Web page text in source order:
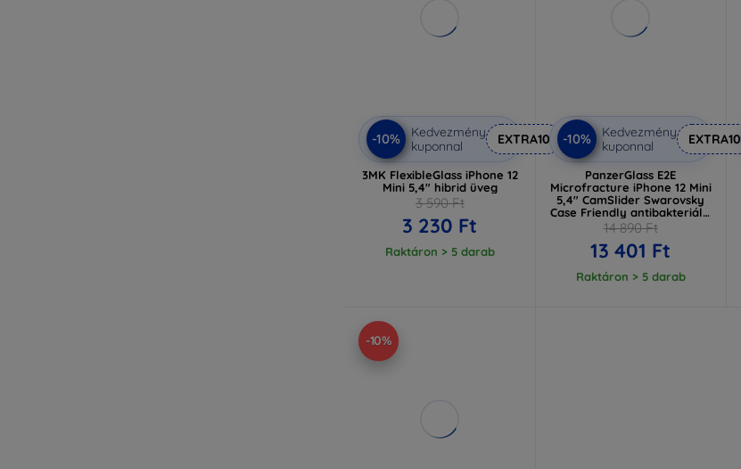
-10%
Kedvezmény
kuponnal
EXTRA10
3MK FlexibleGlass iPhone 12
Mini 5,4" hibrid üveg
3 590 Ft
3 230 Ft
Raktáron > 5 darab
-10%
Kedvezmény
kuponnal
EXTRA10
PanzerGlass E2E
Microfracture iPhone 12 Mini
5,4" CamSlider Swarovsky
Case Friendly antibakteriális
fekete (2716)
14 890 Ft
13 401 Ft
Raktáron > 5 darab
-10%